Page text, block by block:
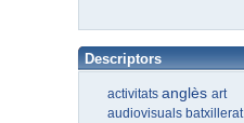
Descriptors
activitatsanglèsart
audiovisualsbatxillerat